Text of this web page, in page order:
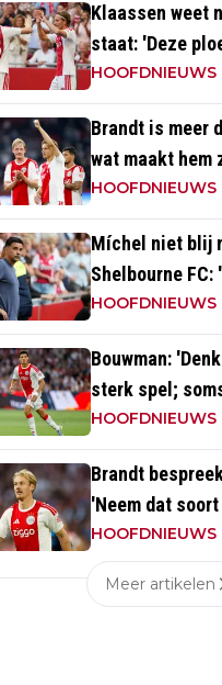
Klaassen weet
staat: 'Deze
schatten ten
HOOFDNIEUWS
Brandt is meer
wat maakt hem
'gemiddelde'
HOOFDNIEUWS
Míchel niet blij
Shelbourne
goed genoeg in
HOOFDNIEUWS
Bouwman:
sterk spel;
HOOFDNIEUWS
Brandt
'Neem dat
eigenlijk niet
HOOFDNIEUWS
Meer artikelen